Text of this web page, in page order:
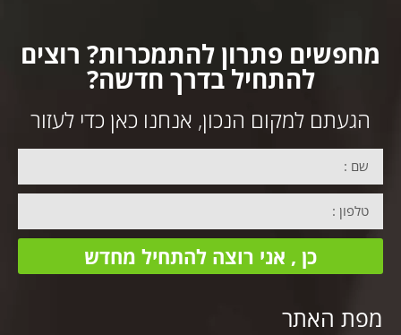
מחפשים פתרון להתמכרות? רוצים
להתחיל בדרך חדשה?
הגעתם למקום הנכון, אנחנו כאן כדי לעזור
כן , אני רוצה להתחיל מחדש
מפת האתר